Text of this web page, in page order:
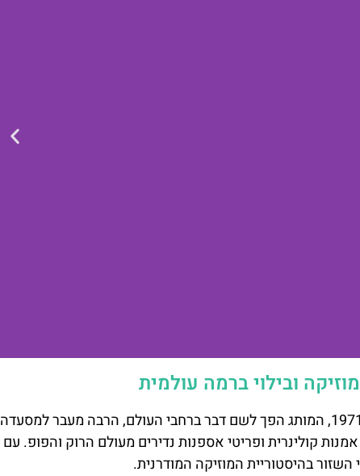
ובילוי ברמה עולמית
מאז שנפתח הסניף הראשון של הארד רוק קפה בלונדון בשנת 1971, המותג הפך לשם דבר ברחבי העולם, הרבה מעבר למסעדה
קולינרית ופריטי אספנות נדירים מעולם הרוק והפופ. עם
השזור בהיסטוריית המוזיקה המודרנית.